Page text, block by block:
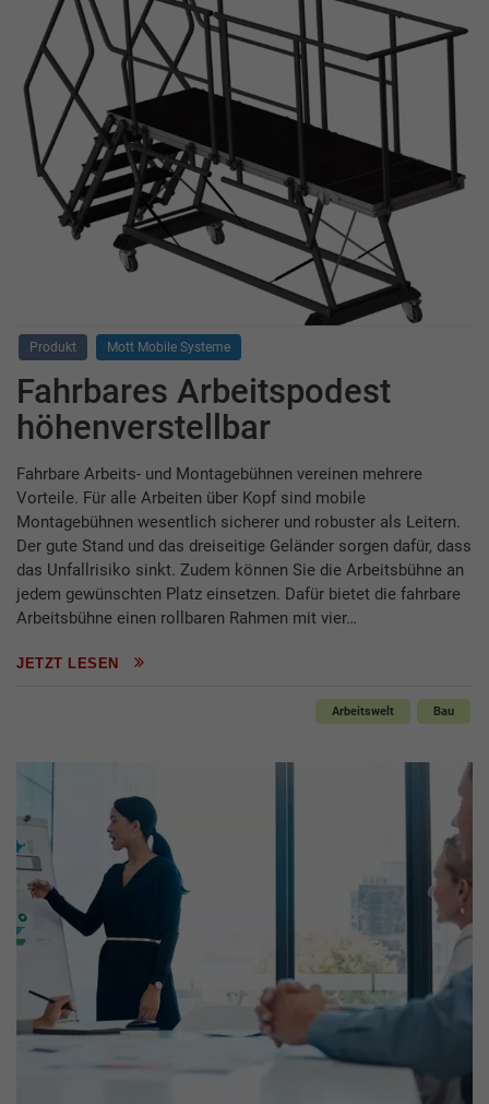
Produkt Mott Mobile Systeme
Fahrbares Arbeitspodest
höhenverstellbar
Fahrbare Arbeits- und Montagebühnen vereinen mehrere
Vorteile. Für alle Arbeiten über Kopf sind mobile
Montagebühnen wesentlich sicherer und robuster als Leitern.
Der gute Stand und das dreiseitige Geländer sorgen dafür, dass
das Unfallrisiko sinkt. Zudem können Sie die Arbeitsbühne an
jedem gewünschten Platz einsetzen. Dafür bietet die fahrbare
Arbeitsbühne einen rollbaren Rahmen mit vier…
JETZT LESEN
Arbeitswelt Bau